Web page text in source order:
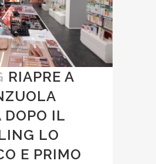
RIAPRE A
DOPO IL
LO
E PRIMO